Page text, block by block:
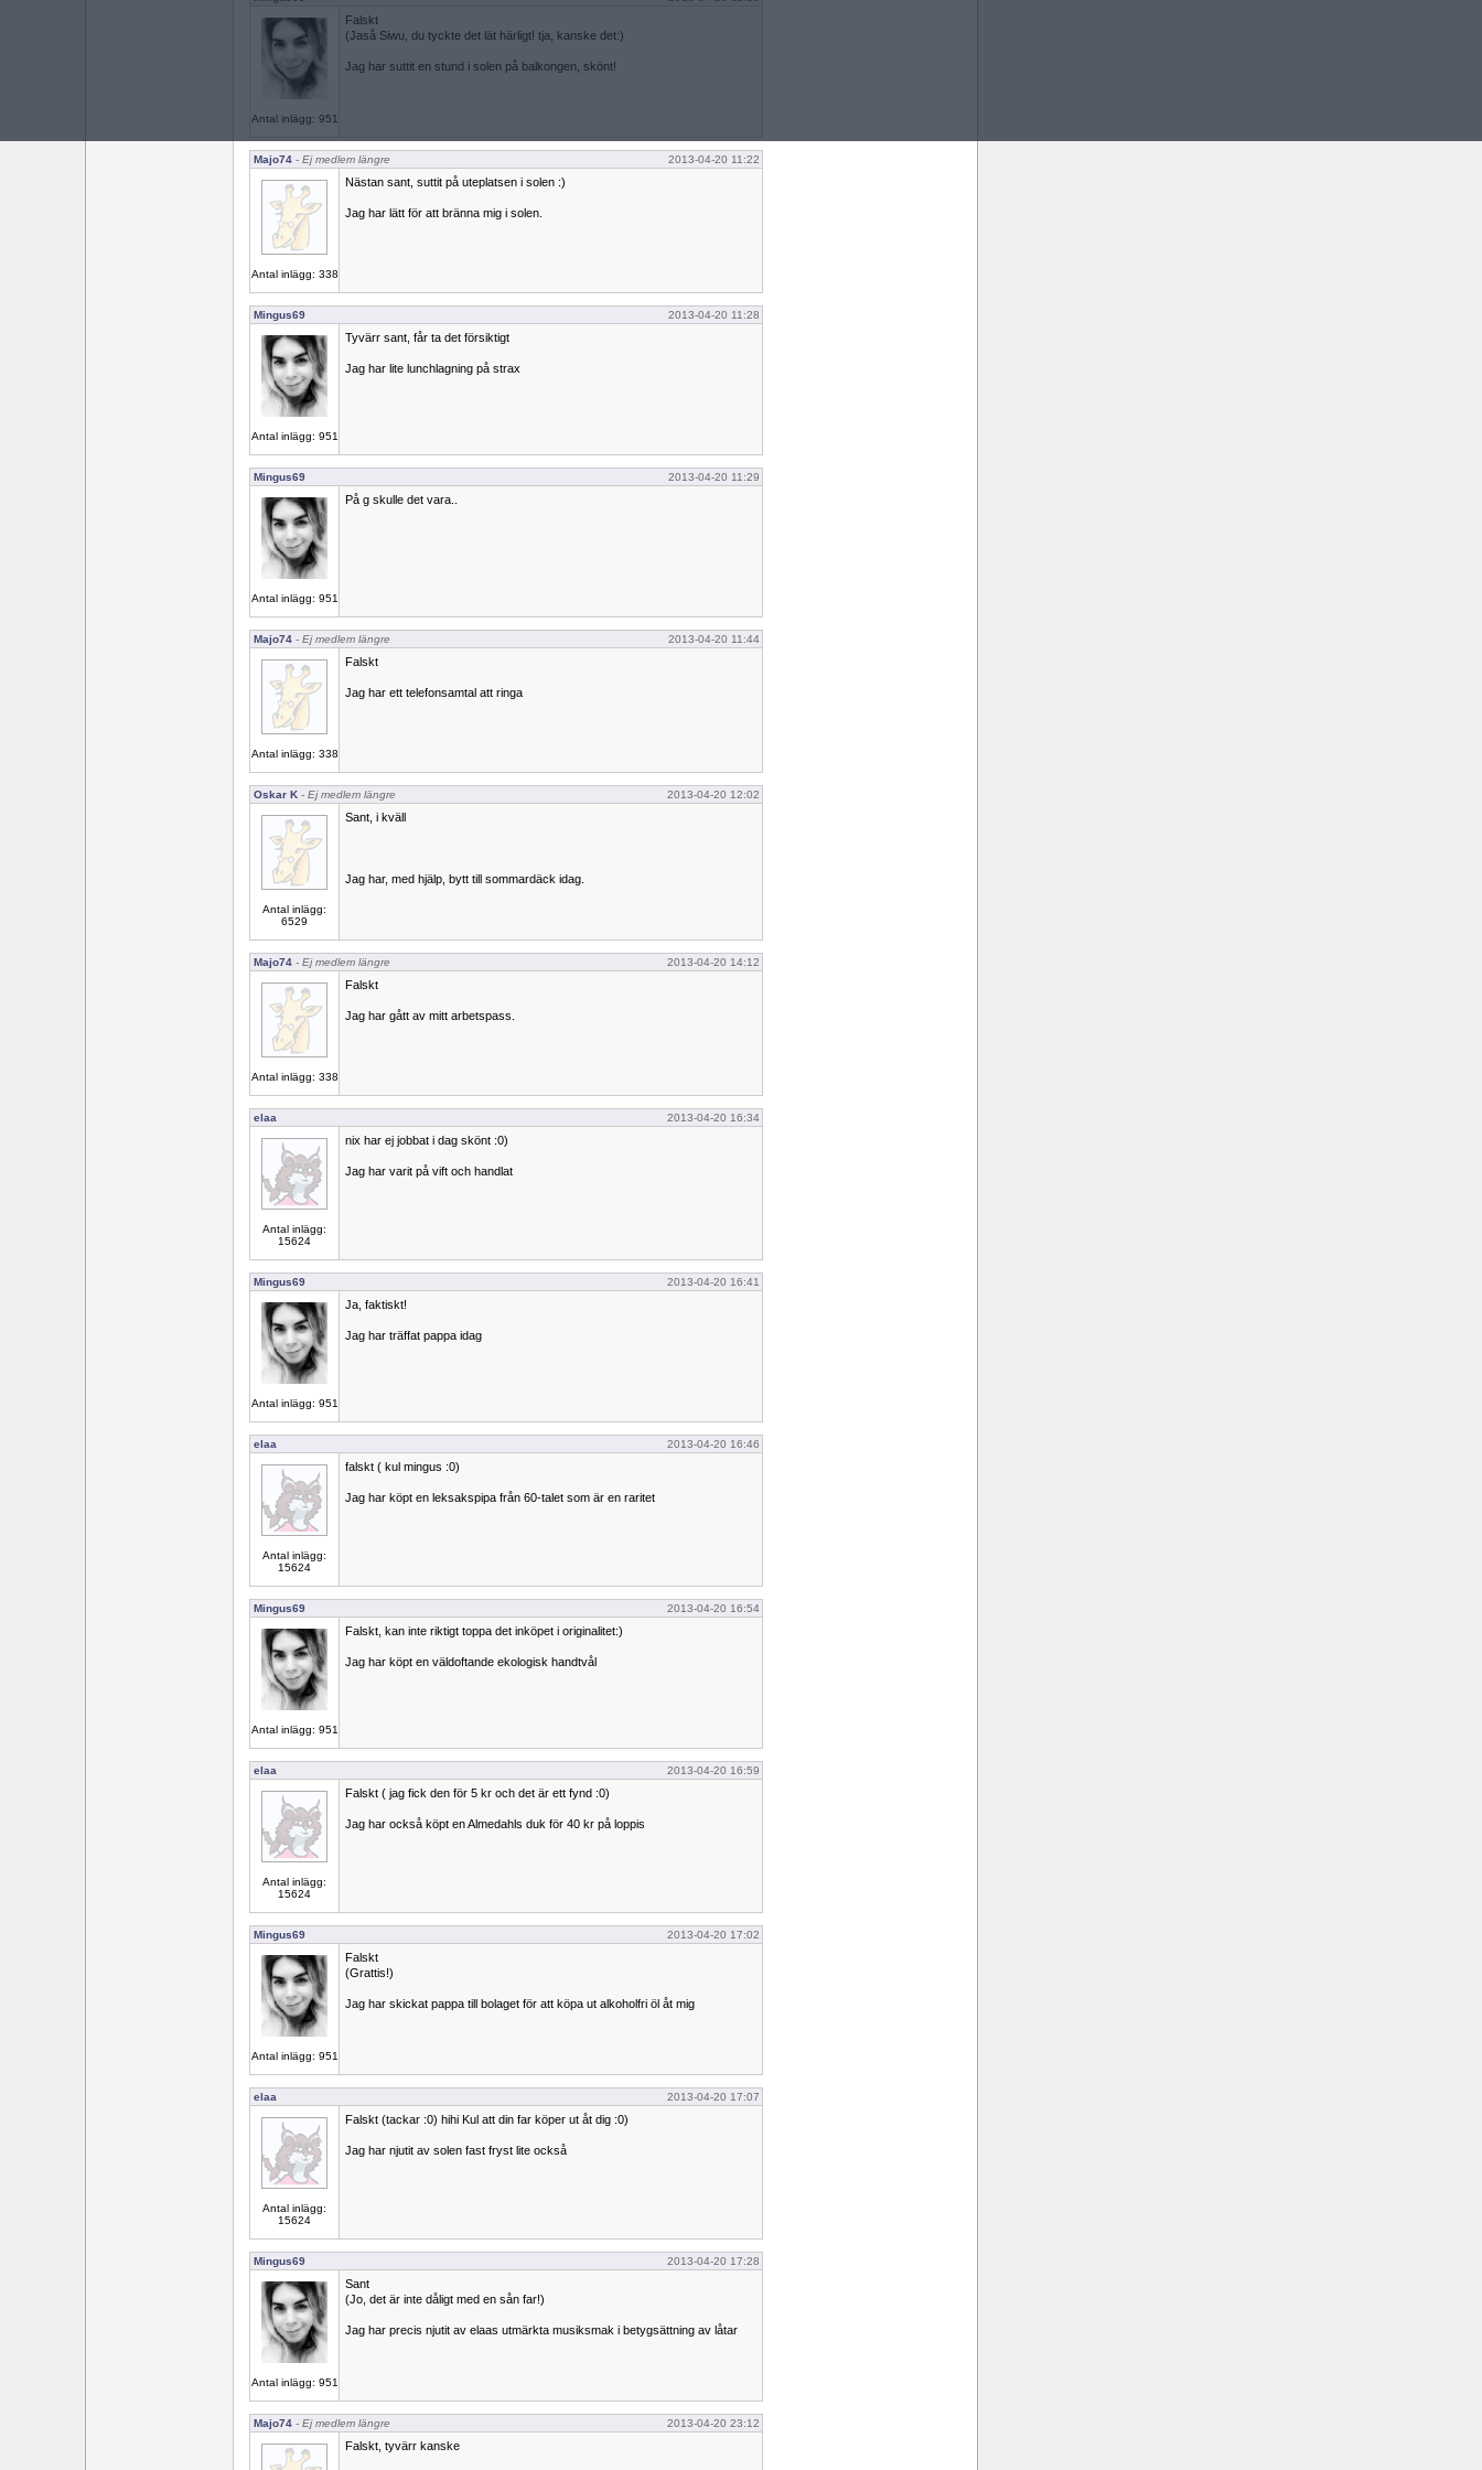
Antal inlägg: 951
Falskt
(Jaså Siwu, du tyckte det lät härligt! tja, kanske det:)
Jag har suttit en stund i solen på balkongen, skönt!
Majo74 - Ej medlem längre 2013-04-20 11:22
Antal inlägg: 338
Nästan sant, suttit på uteplatsen i solen :)
Jag har lätt för att bränna mig i solen.
Mingus69 2013-04-20 11:28
Antal inlägg: 951
Tyvärr sant, får ta det försiktigt
Jag har lite lunchlagning på strax
Mingus69 2013-04-20 11:29
Antal inlägg: 951
På g skulle det vara..
Majo74 - Ej medlem längre 2013-04-20 11:44
Antal inlägg: 338
Falskt
Jag har ett telefonsamtal att ringa
Oskar K - Ej medlem längre 2013-04-20 12:02
Antal inlägg:
6529
Sant, i kväll
Jag har, med hjälp, bytt till sommardäck idag.
Majo74 - Ej medlem längre 2013-04-20 14:12
Antal inlägg: 338
Falskt
Jag har gått av mitt arbetspass.
elaa 2013-04-20 16:34
Antal inlägg:
15624
nix har ej jobbat i dag skönt :0)
Jag har varit på vift och handlat
Mingus69 2013-04-20 16:41
Antal inlägg: 951
Ja, faktiskt!
Jag har träffat pappa idag
elaa 2013-04-20 16:46
Antal inlägg:
15624
falskt ( kul mingus :0)
Jag har köpt en leksakspipa från 60-talet som är en raritet
Mingus69 2013-04-20 16:54
Antal inlägg: 951
Falskt, kan inte riktigt toppa det inköpet i originalitet:)
Jag har köpt en väldoftande ekologisk handtvål
elaa 2013-04-20 16:59
Antal inlägg:
15624
Falskt ( jag fick den för 5 kr och det är ett fynd :0)
Jag har också köpt en Almedahls duk för 40 kr på loppis
Mingus69 2013-04-20 17:02
Antal inlägg: 951
Falskt
(Grattis!)
Jag har skickat pappa till bolaget för att köpa ut alkoholfri öl åt mig
elaa 2013-04-20 17:07
Antal inlägg:
15624
Falskt (tackar :0) hihi Kul att din far köper ut åt dig :0)
Jag har njutit av solen fast fryst lite också
Mingus69 2013-04-20 17:28
Antal inlägg: 951
Sant
(Jo, det är inte dåligt med en sån far!)
Jag har precis njutit av elaas utmärkta musiksmak i betygsättning av låtar
Majo74 - Ej medlem längre 2013-04-20 23:12
Falskt, tyvärr kanske